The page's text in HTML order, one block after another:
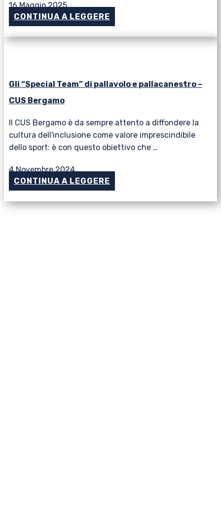
16 Maggio 2025
CONTINUA A LEGGERE
Gli “Special Team” di pallavolo e pallacanestro –
CUS Bergamo
Il CUS Bergamo è da sempre attento a diffondere la
cultura dell'inclusione come valore imprescindibile
dello sport: è con questo obiettivo che …
4 Novembre 2024
CONTINUA A LEGGERE